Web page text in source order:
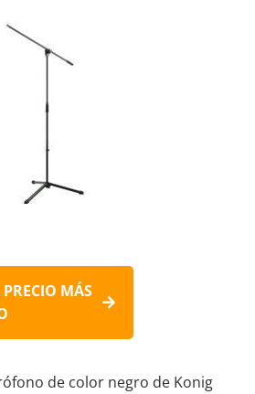
MÁS
de color negro de Konig